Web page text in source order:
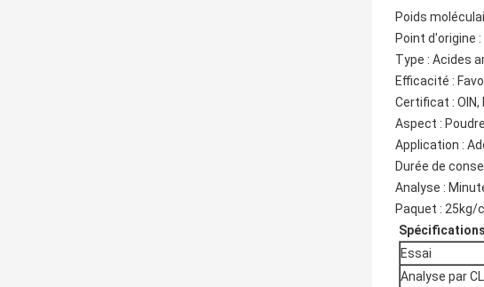
Poids
Point d'origine :
Type : Acides
Efficacité :
Certificat : OIN,
Aspect :
Application :
Durée de
Analyse :
Paquet :
Essai
Analyse par